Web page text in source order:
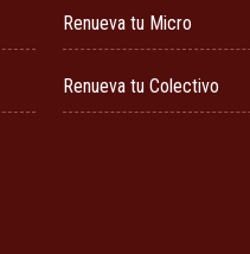
Renueva tu Micro
Renueva tu Colectivo